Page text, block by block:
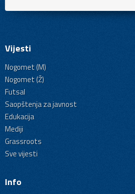
Vijesti
Nogomet (M)
Nogomet (Ž)
Futsal
Saopštenja za javnost
Edukacija
Mediji
Grassroots
Sve vijesti
Info